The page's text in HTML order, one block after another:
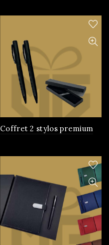
Coffret 2 stylos premium